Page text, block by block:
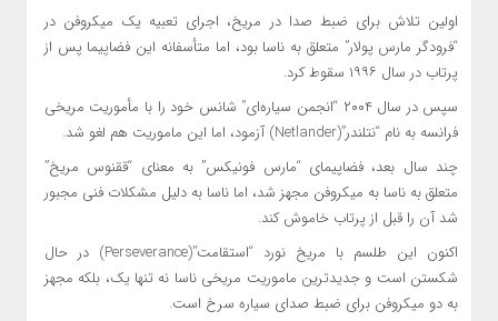
اولین تلاش برای ضبط صدا در مریخ، اجرای تعبیه یک میکروفن در
“فرودگر مارس پولار” متعلق به ناسا بود، اما متأسفانه این فضاپیما پس از
پرتاب در سال ۱۹۹۶ سقوط کرد.
سپس در سال ۲۰۰۴ “انجمن سیاره‌ای” شانس خود را با مأموریت مریخی
فرانسه به نام “نتلندر”(Netlander) آزمود، اما این ماموریت هم لغو شد.
چند سال بعد، فضاپیمای “مارس فونیکس” به معنای “ققنوس مریخ”
متعلق به ناسا به میکروفن مجهز شد، اما ناسا به دلیل مشکلات فنی مجبور
شد آن را قبل از پرتاب خاموش کند.
اکنون این طلسم با مریخ نورد “استقامت”(Perseverance) در حال
شکستن است و جدیدترین ماموریت مریخی ناسا نه تنها یک، بلکه مجهز
به دو میکروفن برای ضبط صدای سیاره سرخ است.